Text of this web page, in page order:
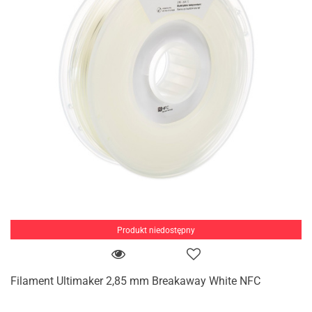
Produkt niedostępny
Filament Ultimaker 2,85 mm Breakaway White NFC